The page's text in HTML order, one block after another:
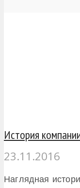
История
23.11.2016
Наглядная